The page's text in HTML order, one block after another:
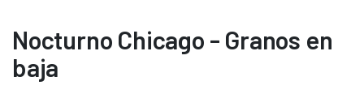
Nocturno Chicago - Granos en
baja